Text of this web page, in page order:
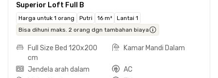
Superior Loft Full B
Harga untuk 1 orang Putri 16 m²
Lantai 1
Bisa dihuni maks. 2 orang dgn tambahan biaya
Full Size Bed 120x200
cm
Kamar Mandi Dalam
Jendela arah dalam
AC